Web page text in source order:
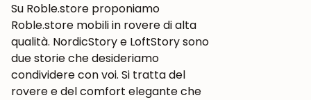
Su Roble.store proponiamo
Roble.store mobili in rovere di alta
qualità. NordicStory e LoftStory sono
due storie che desideriamo
condividere con voi. Si tratta del
rovere e del comfort elegante che